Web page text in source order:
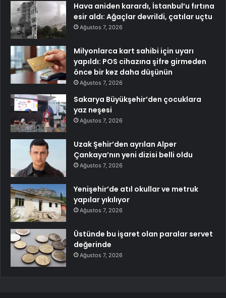
Hava aniden karardı, İstanbul’u fırtına
esir aldı: Ağaçlar devrildi, çatılar uçtu
Ağustos 7, 2026
Milyonlarca kart sahibi için uyarı
yapıldı: POS cihazına şifre girmeden
önce bir kez daha düşünün
Ağustos 7, 2026
Sakarya Büyükşehir’den çocuklara
yaz neşesi
Ağustos 7, 2026
Uzak Şehir’den ayrılan Alper
Çankaya’nın yeni dizisi belli oldu
Ağustos 7, 2026
Yenişehir’de atıl okullar ve metruk
yapılar yıkılıyor
Ağustos 7, 2026
Üstünde bu işaret olan paralar servet
değerinde
Ağustos 7, 2026